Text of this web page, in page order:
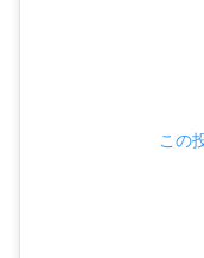
この